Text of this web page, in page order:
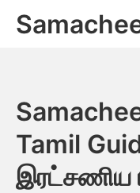
Skip
Tamil
இரட்சணிய